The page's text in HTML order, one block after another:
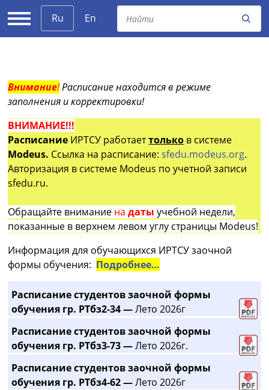
Ru
En
Внимание!Расписание находится в режиме
заполнения и корректировки!
ВНИМАНИЕ!!!
Расписание ИРТСУ работаеттолько в системе
Modeus. Ссылка на расписание:sfedu.modeus.org.
Авторизация в системе Modeus по учетной записи
sfedu.ru.
Обращайте внимание на датыучебной недели,
показанные в верхнем левом углу страницы Modeus!
Информация для обучающихся ИРТСУ заочной
формы обучения: Подробнее…
Расписание студентов заочной формы
обучения гр. РТбз2-34 —Лето 2026г
Расписание студентов заочной формы
обучения гр. РТбз3-73 —Лето 2026г.
Расписание студентов заочной формы
обучения гр. РТбз4-62 —Лето 2026г